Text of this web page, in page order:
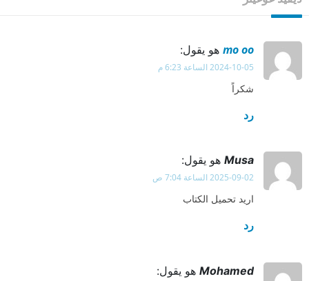
mo oo هو يقول:
2024-10-05 الساعة 6:23 م
شكراً
رد
Musa هو يقول:
2025-09-02 الساعة 7:04 ص
اريد تحميل الكتاب
رد
Mohamed هو يقول: